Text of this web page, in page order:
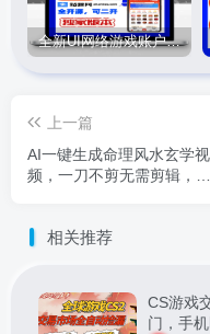
全新UI网络游戏账户交易平台系统 全开源版本
上一篇
AI一键生成命理风水玄学视
频，一刀不剪无需剪辑，
相关推荐
CS游戏
门，手